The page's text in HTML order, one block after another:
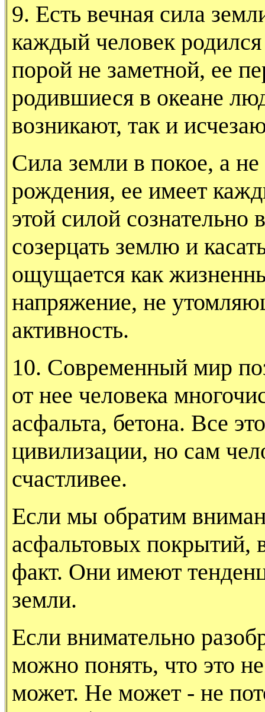
9. Есть вечная сила
каждый чело­век
порой не заметной, ее
родившиеся в океане
возникают, так и
Сила земли в покое, а
рождения, ее имеет
этой силой сознательно
созерцать землю и
ощущается как
напряжение, не
активность.
10. Современный мир
от нее че­ловека
асфальта, бетона. Все
цивилизации, но сам
счастливее.
Если мы обратим
асфальтовых покрытий,
факт. Они имеют
земли.
Если внимательно
можно понять, что это
может. Не может - не